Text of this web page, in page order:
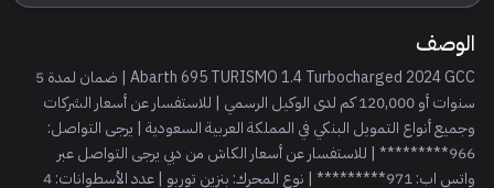
الوصف
Abarth 695 TURISMO 1.4 Turbocharged 2024 GCC | ضمان لمدة 5
سنوات أو 120,000 كم لدى الوكيل الرسمي | للاستفسار عن أسعار الشركات
وجميع أنواع التمويل البنكي في المملكة العربية السعودية | يرجى التواصل:
966********* | للاستفسار عن أسعار الكاش من دبي يرجى التواصل عبر
واتس اب: 971********* | نوع المحرك: بنزين توربو | عدد الأسطوانات: 4